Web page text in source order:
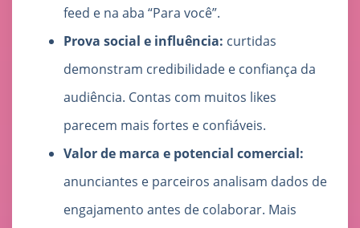
feed e na aba “Para você”.
Prova social e influência: curtidas
demonstram credibilidade e confiança da
audiência. Contas com muitos likes
parecem mais fortes e confiáveis.
Valor de marca e potencial comercial:
anunciantes e parceiros analisam dados de
engajamento antes de colaborar. Mais